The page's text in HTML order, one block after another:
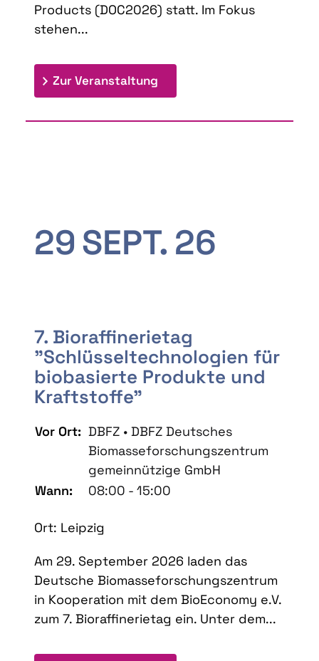
Products (DOC2026) statt. Im Fokus
stehen...
Zur Veranstaltung
29SEPT. 26
7. Bioraffinerietag
"Schlüsseltechnologien für
biobasierte Produkte und
Kraftstoffe"
Vor Ort: DBFZ • DBFZ Deutsches
Biomasseforschungszentrum
gemeinnützige GmbH
Wann:
08:00 - 15:00
Ort: Leipzig
Am 29. September 2026 laden das
Deutsche Biomasseforschungszentrum
in Kooperation mit dem BioEconomy e.V.
zum 7. Bioraffinerietag ein. Unter dem...